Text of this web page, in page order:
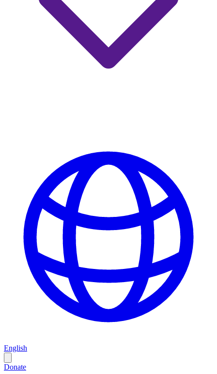
English
Donate